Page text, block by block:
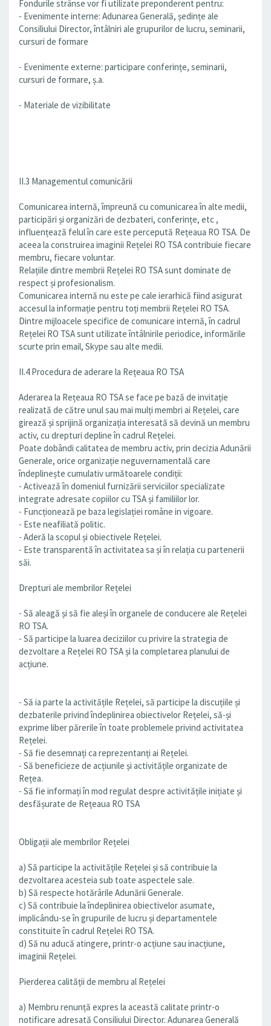
Fondurile strânse vor fi utilizate preponderent pentru:
- Evenimente interne: Adunarea Generală, ședințe ale
Consiliului Director, întâlniri ale grupurilor de lucru, seminarii,
cursuri de formare
- Evenimente externe: participare conferințe, seminarii,
cursuri de formare, ș.a.
- Materiale de vizibilitate
II.3 Managementul comunicării
Comunicarea internă, împreună cu comunicarea în alte medii,
participări și organizări de dezbateri, conferințe, etc ,
influențează felul în care este percepută Rețeaua RO TSA. De
aceea la construirea imaginii Rețelei RO TSA contribuie fiecare
membru, fiecare voluntar.
Relațiile dintre membrii Rețelei RO TSA sunt dominate de
respect și profesionalism.
Comunicarea internă nu este pe cale ierarhică fiind asigurat
accesul la informație pentru toți membrii Rețelei RO TSA.
Dintre mijloacele specifice de comunicare internă, în cadrul
Rețelei RO TSA sunt utilizate întâlnirile periodice, informările
scurte prin email, Skype sau alte medii.
II.4 Procedura de aderare la Rețeaua RO TSA
Aderarea la Rețeaua RO TSA se face pe bază de invitație
realizată de către unul sau mai mulți membri ai Rețelei, care
girează și sprijină organizația interesată să devină un membru
activ, cu drepturi depline în cadrul Rețelei.
Poate dobândi calitatea de membru activ, prin decizia Adunării
Generale, orice organizație neguvernamentală care
îndeplinește cumulativ următoarele condiții:
- Activează în domeniul furnizării serviciilor specializate
integrate adresate copiilor cu TSA și familiilor lor.
- Funcționează pe baza legislației române in vigoare.
- Este neafiliată politic.
- Aderă la scopul și obiectivele Rețelei.
- Este transparentă în activitatea sa și în relația cu partenerii
săi.
Drepturi ale membrilor Rețelei
- Să aleagă și să fie aleși în organele de conducere ale Rețelei
RO TSA.
- Să participe la luarea deciziilor cu privire la strategia de
dezvoltare a Rețelei RO TSA și la completarea planului de
acțiune.
- Să ia parte la activitățile Rețelei, să participe la discuțiile și
dezbaterile privind îndeplinirea obiectivelor Rețelei, să-și
exprime liber părerile în toate problemele privind activitatea
Rețelei.
- Să fie desemnați ca reprezentanți ai Rețelei.
- Să beneficieze de acțiunile și activitățile organizate de
Rețea.
- Să fie informați în mod regulat despre activitățile inițiate și
desfășurate de Rețeaua RO TSA
Obligații ale membrilor Rețelei
a) Să participe la activitățile Rețelei și să contribuie la
dezvoltarea acesteia sub toate aspectele sale.
b) Să respecte hotărârile Adunării Generale.
c) Să contribuie la îndeplinirea obiectivelor asumate,
implicându-se în grupurile de lucru și departamentele
constituite în cadrul Rețelei RO TSA.
d) Să nu aducă atingere, printr-o acțiune sau inacțiune,
imaginii Rețelei.
Pierderea calității de membru al Rețelei
a) Membru renunță expres la această calitate printr-o
notificare adresată Consiliului Director. Adunarea Generală